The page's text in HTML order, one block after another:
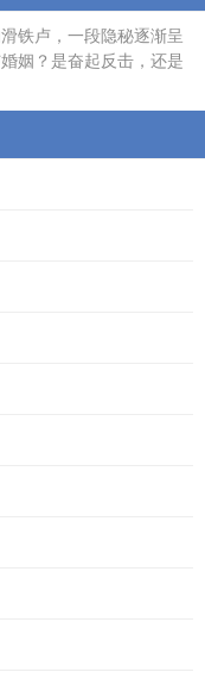
铁卢，一段隐秘逐渐呈
姻？是奋起反击，还是